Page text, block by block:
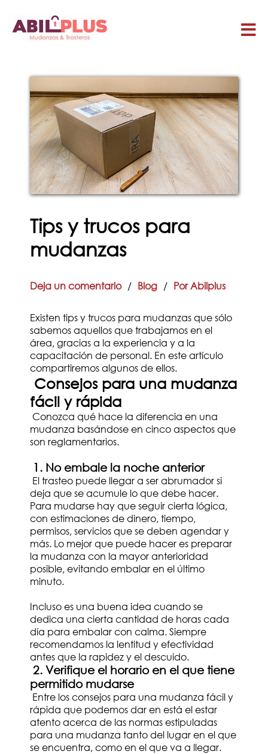
Tips y trucos para
mudanzas
Deja un comentario / Blog / Por Abilplus
Existen tips y trucos para mudanzas que sólo
sabemos aquellos que trabajamos en el
área, gracias a la experiencia y a la
capacitación de personal. En este artículo
compartiremos algunos de ellos.
Consejos para una mudanza
fácil y rápida
Conozca qué hace la diferencia en una
mudanza basándose en cinco aspectos que
son reglamentarios.
1. No embale la noche anterior
El trasteo puede llegar a ser abrumador si
deja que se acumule lo que debe hacer.
Para mudarse hay que seguir cierta lógica,
con estimaciones de dinero, tiempo,
permisos, servicios que se deben agendar y
más. Lo mejor que puede hacer es preparar
la mudanza con la mayor anterioridad
posible, evitando embalar en el último
minuto.
Incluso es una buena idea cuando se
dedica una cierta cantidad de horas cada
día para embalar con calma. Siempre
recomendamos la lentitud y efectividad
antes que la rapidez y el descuido.
2. Verifique el horario en el que tiene
permitido mudarse
Entre los consejos para una mudanza fácil y
rápida que podemos dar en está el estar
atento acerca de las normas estipuladas
para una mudanza tanto del lugar en el que
se encuentra, como en el que va a llegar.